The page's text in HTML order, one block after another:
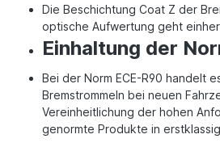
Die Beschichtung Coat Z der
optische Aufwertung geht
Einhaltung der
Bei der Norm ECE-R90 handelt
Bremstrommeln bei neuen
Vereinheitlichung der hohen
genormte Produkte in